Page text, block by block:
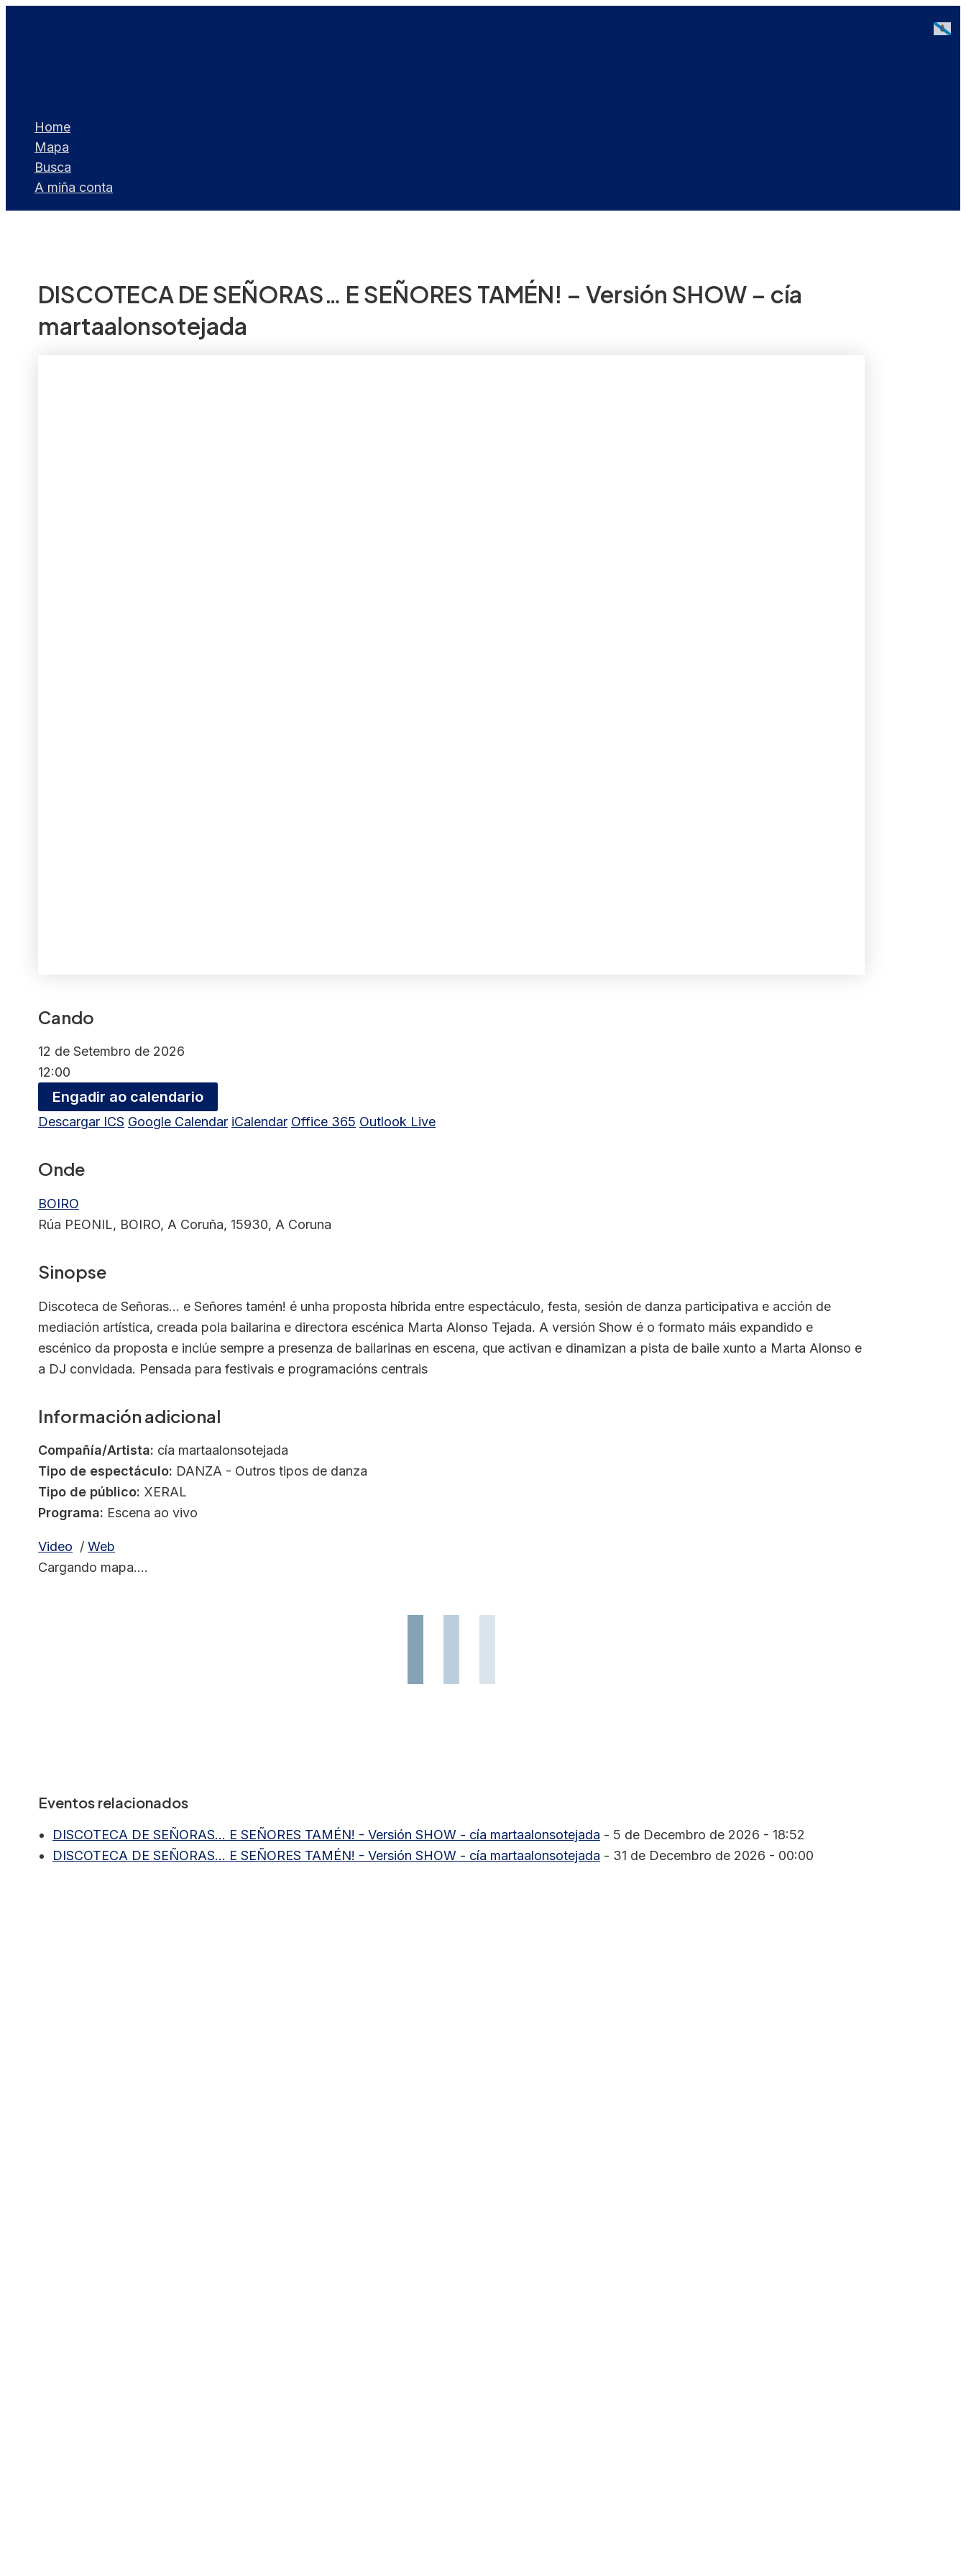
Home
Mapa
Busca
A miña conta
DISCOTECA DE SEÑORAS… E SEÑORES TAMÉN! – Versión SHOW – cía
martaalonsotejada
Cando
12 de Setembro de 2026
12:00
Engadir ao calendario
Descargar ICS Google Calendar iCalendar Office 365 Outlook Live
Onde
BOIRO
Rúa PEONIL, BOIRO, A Coruña, 15930, A Coruna
Sinopse
Discoteca de Señoras... e Señores tamén! é unha proposta híbrida entre espectáculo, festa, sesión de danza participativa e acción de
mediación artística, creada pola bailarina e directora escénica Marta Alonso Tejada. A versión Show é o formato máis expandido e
escénico da proposta e inclúe sempre a presenza de bailarinas en escena, que activan e dinamizan a pista de baile xunto a Marta Alonso e
a DJ convidada. Pensada para festivais e programacións centrais
Información adicional
Compañía/Artista: cía martaalonsotejada
Tipo de espectáculo: DANZA - Outros tipos de danza
Tipo de público: XERAL
Programa: Escena ao vivo
Video / Web
Cargando mapa....
Eventos relacionados
DISCOTECA DE SEÑORAS... E SEÑORES TAMÉN! - Versión SHOW - cía martaalonsotejada - 5 de Decembro de 2026 - 18:52
DISCOTECA DE SEÑORAS... E SEÑORES TAMÉN! - Versión SHOW - cía martaalonsotejada - 31 de Decembro de 2026 - 00:00